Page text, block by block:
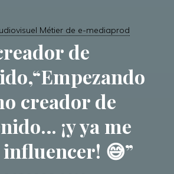
Métier de e-mediaprod
de
creador de
¡y ya me
😅”